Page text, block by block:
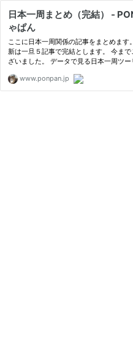
日本一周まとめ（完結） -
ゃぱん
ここに日本一周関係の記事をまとめます
新は一旦５記事で完結とします。 今ま
ざいました。 データで見る日本一周ツ
方 インパクトのあった無料の温泉 データ
ン…
www.ponpan.jp